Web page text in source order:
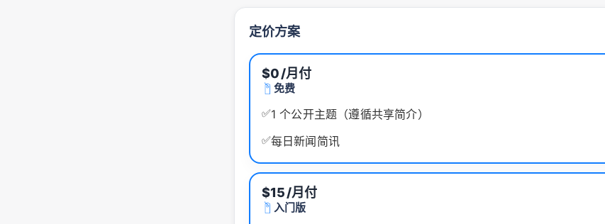
定价方案
$0/月付
免费
✅1 个公开主题（遵循共享简介）
✅每日新闻简讯
$15/月付
入门版